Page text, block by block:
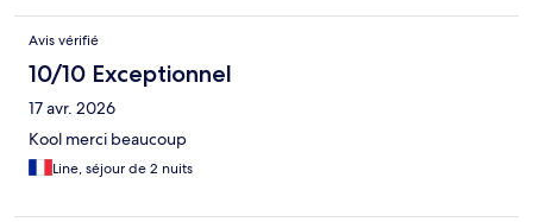
Avis vérifié
10/10 Exceptionnel
17 avr. 2026
Kool merci beaucoup
Line, séjour de 2 nuits